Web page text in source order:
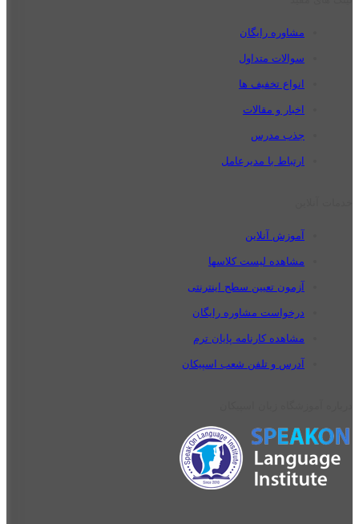
مشاوره رایگان
سوالات متداول
انواع تخفیف ها
اخبار و مقالات
جذب مدرس
ارتباط با مدیرعامل
آموزش آنلاین
مشاهده لیست کلاسها
آزمون تعیین سطح اینترنتی
درخواست مشاوره رایگان
مشاهده کارنامه پایان ترم
آدرس و تلفن شعب اسپیکان